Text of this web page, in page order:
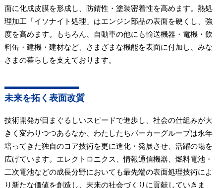
面に化成皮膜を形成し、防錆性・塗装密着性を高めます。熱処
理加工「イソナイト処理」はエンジン部品の表面を硬くし、強
度を高めます。もちろん、自動車の他にも輸送機器・電機・飲
料缶・建機・建材など、さまざまな機能を表面に付加し、みな
さまの暮らしを支えております。
未来を拓く表面改質
技術開発が目まぐるしいスピードで進歩し、社会の仕組みが大
きく変わりつつあるなか、わたしたちパーカーグループは永年
培ってきた独自のコア技術を更に進化・発展させ、活躍の場を
広げています。エレクトロニクス、情報通信機器、燃料電池・
二次電池などの成長分野においても最先端の表面処理技術によ
り新たな価値を創造し、未来の社会づくりに貢献していきま